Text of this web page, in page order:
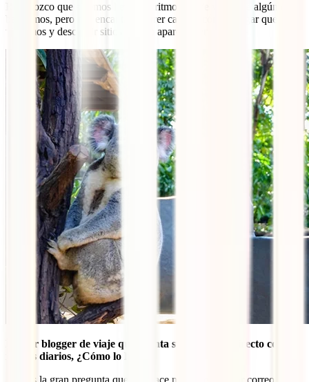
Reconozco que solemos llevar un ritmo alto de viaje que algún día
bajaremos, pero nos encanta recorrer cada rincón del lugar que
visitamos y descubrir sitios que no aparecen en una guía.
Primer blogger de viaje que cuenta sus viajes en directo con
relatos diarios, ¿Cómo lo haces?